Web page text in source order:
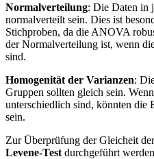
Normalverteilung: Die Daten in
normalverteilt sein. Dies ist
Stichproben, da die ANOVA
der Normalverteilung ist, wenn
sind.
Homogenität der Varianzen:
Gruppen sollten gleich sein.
unterschiedlich sind, könnten die
sein.
Zur Überprüfung der Gleicheit
Levene-Test durchgeführt